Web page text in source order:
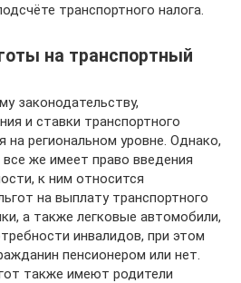
транспортного налога.
на транспортный
законодательству,
и ставки транспортного
на региональном уровне. Однако,
же имеет право введения
к ним относится
на выплату транспортного
а также легковые автомобили,
инвалидов, при этом
пенсионером или нет.
также имеют родители